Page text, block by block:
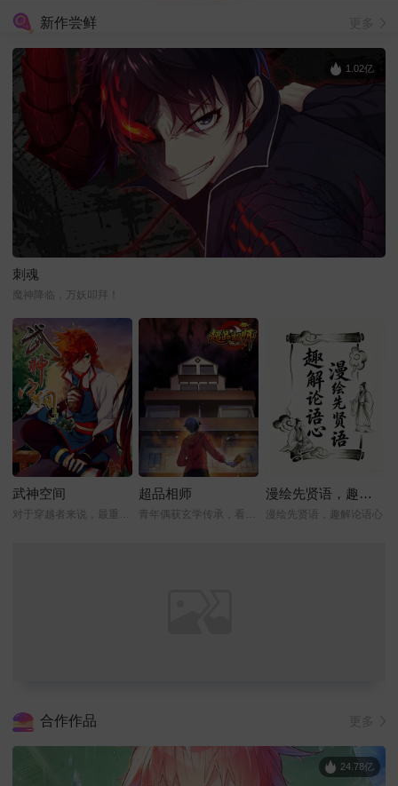
新作尝鲜
刺魂
魔神降临，万妖叩拜！
1.02亿
武神空间
对于穿越者来说，最重要的是什么？
超品相师
青年偶获玄学传承，看他如何逆转人生！
漫绘先贤语，趣解论语心
漫绘先贤语，趣解论语心
合作作品
24.78亿